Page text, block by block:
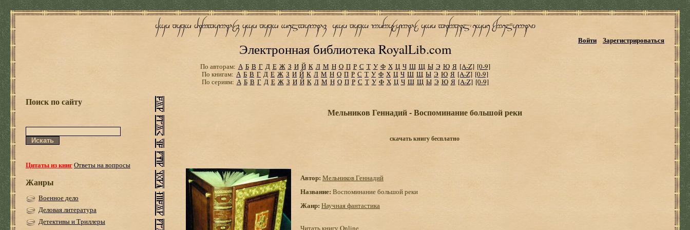
Электронная библиотека RoyalLib.com
Войти Зарегистрироваться
По авторам: А Б В Г Д Е Ж З И Й К Л М Н О П Р С Т У Ф Х Ц Ч Ш Щ Ы Э Ю Я [A-Z] [0-9]
По книгам: А Б В Г Д Е Ж З И Й К Л М Н О П Р С Т У Ф Х Ц Ч Ш Щ Ы Э Ю Я [A-Z] [0-9]
По сериям: А Б В Г Д Е Ж З И Й К Л М Н О П Р С Т У Ф Х Ц Ч Ш Щ Ы Э Ю Я [A-Z] [0-9]
Поиск по сайту
Цитаты из книгОтветы на вопросы
Жанры
Военное дело
Деловая литература
Детективы и Триллеры
Мельников Геннадий - Воспоминание большой реки
скачать книгу бесплатно
Автор: Мельников Геннадий
Название: Воспоминание большой реки
Жанр: Научная фантастика
Читать книгу Online